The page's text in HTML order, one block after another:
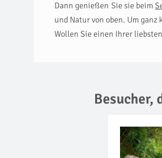
Dann genießen Sie sie beim
und Natur von oben. Um
Wollen Sie einen Ihrer
Besucher,